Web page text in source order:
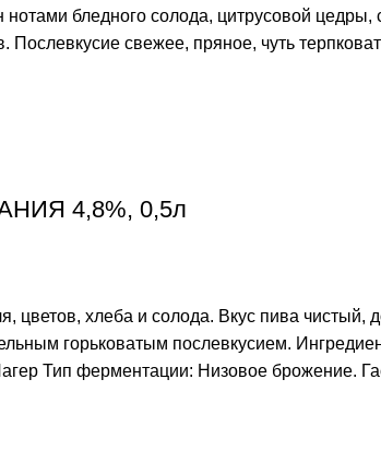
бледного солода, цитрусовой
свежее, пряное, чуть
4,8%, 0,5л
цветов, хлеба и солода. Вкус пива
горьковатым послевкусием.
Тип ферментации: Низовое брожение.